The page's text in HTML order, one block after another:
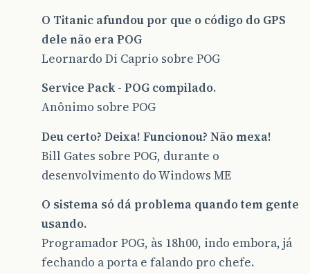
O Titanic afundou por que o código do GPS
dele não era POG
Leornardo Di Caprio sobre POG
Service Pack - POG compilado.
Anônimo sobre POG
Deu certo? Deixa! Funcionou? Não mexa!
Bill Gates sobre POG, durante o
desenvolvimento do Windows ME
O sistema só dá problema quando tem gente
usando.
Programador POG, às 18h00, indo embora, já
fechando a porta e falando pro chefe.